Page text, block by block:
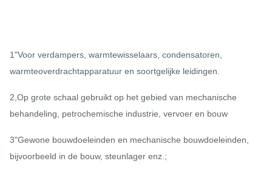
1"Voor verdampers, warmtewisselaars, condensatoren,
warmteoverdrachtapparatuur en soortgelijke leidingen.
2,Op grote schaal gebruikt op het gebied van mechanische
behandeling, petrochemische industrie, vervoer en bouw
3"Gewone bouwdoeleinden en mechanische bouwdoeleinden,
bijvoorbeeld in de bouw, steunlager enz.;